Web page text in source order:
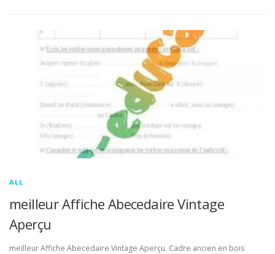
ALL
meilleur Affiche Abecedaire Vintage
Aperçu
meilleur Affiche Abecedaire Vintage Aperçu. Cadre ancien en bois